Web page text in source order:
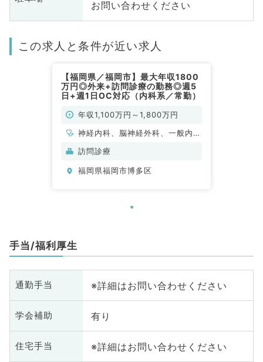
お問い合わせください
この求人と条件が近い求人
【福岡県／福岡市】最大年収1800
万円◎外来+訪問診療の勤務◎週5
日+週1日OC対応（内科系／常勤）
年収1,100万円～1,800万円
神経内科、脳神経外科、一般内
科、老年内科、外科系全般、一般
訪問診療
福岡県福岡市博多区
手当/福利厚生
通勤手当 ※詳細はお問い合わせください
学会補助 有り
住宅手当 ※詳細はお問い合わせください